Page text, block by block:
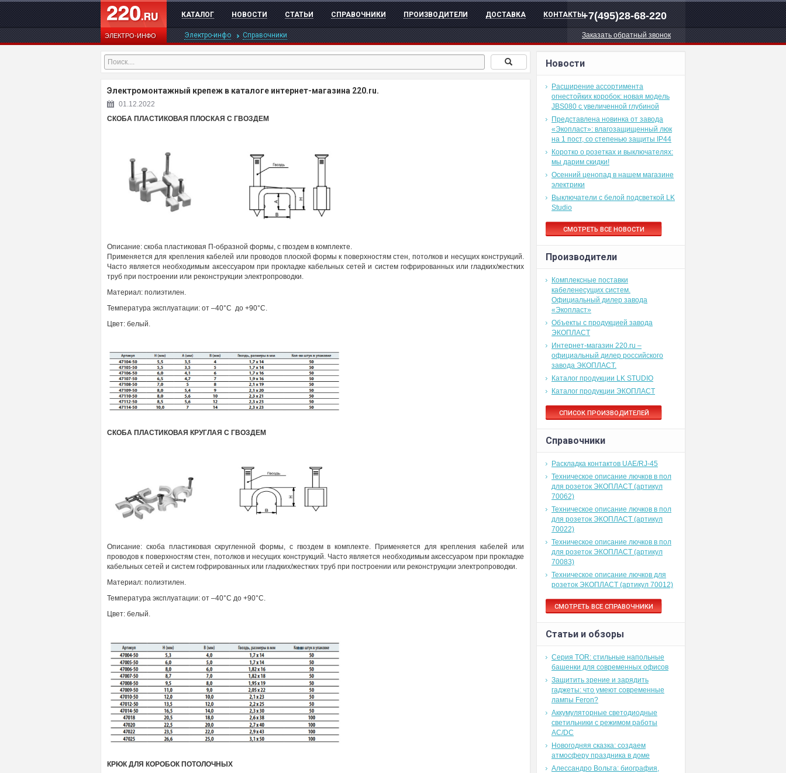
ЭЛЕКТРО-ИНФО
КАТАЛОГ НОВОСТИ СТАТЬИ СПРАВОЧНИКИ ПРОИЗВОДИТЕЛИ ДОСТАВКА КОНТАКТЫ+7(495)28-68-220
Заказать обратный звонок
Электро-инфо Справочники
Электромонтажный крепеж в каталоге интернет-магазина 220.ru.
01.12.2022
СКОБА ПЛАСТИКОВАЯ ПЛОСКАЯ С ГВОЗДЕМ
Описание: скоба пластиковая П-образной формы, с гвоздем в комплекте.
Применяется для крепления кабелей или проводов плоской формы к поверхностям стен, потолков и несущих конструкций.
Часто является необходимым аксессуаром при прокладке кабельных сетей и систем гофрированных или гладких/жестких
труб при построении или реконструкции электропроводки.
Материал: полиэтилен.
Температура эксплуатации: от –40°С до +90°С.
Цвет: белый.
СКОБА ПЛАСТИКОВАЯ КРУГЛАЯ С ГВОЗДЕМ
Описание: скоба пластиковая скругленной формы, с гвоздем в комплекте. Применяется для крепления кабелей или
проводов к поверхностям стен, потолков и несущих конструкций. Часто является необходимым аксессуаром при прокладке
кабельных сетей и систем гофрированных или гладких/жестких труб при построении или реконструкции электропроводки.
Материал: полиэтилен.
Температура эксплуатации: от –40°С до +90°С.
Цвет: белый.
КРЮК ДЛЯ КОРОБОК ПОТОЛОЧНЫХ
Новости
Расширение ассортимента
огнестойких коробок: новая модель
JBS080 с увеличенной глубиной
Представлена новинка от завода
«Экопласт»: влагозащищенный люк
на 1 пост, со степенью защиты IP44
Коротко о розетках и выключателях:
мы дарим скидки!
Осенний ценопад в нашем магазине
электрики
Выключатели с белой подсветкой LK
Studio
СМОТРЕТЬ ВСЕ НОВОСТИ
Производители
Комплексные поставки
кабеленесущих систем.
Официальный дилер завода
«Экопласт»
Объекты с продукцией завода
ЭКОПЛАСТ
Интернет-магазин 220.ru –
официальный дилер российского
завода ЭКОПЛАСТ.
Каталог продукции LK STUDIO
Каталог продукции ЭКОПЛАСТ
СПИСОК ПРОИЗВОДИТЕЛЕЙ
Справочники
Раскладка контактов UAE/RJ-45
Техническое описание лючков в пол
для розеток ЭКОПЛАСТ (артикул
70062)
Техническое описание лючков в пол
для розеток ЭКОПЛАСТ (артикул
70022)
Техническое описание лючков в пол
для розеток ЭКОПЛАСТ (артикул
70083)
Техническое описание лючков для
розеток ЭКОПЛАСТ (артикул 70012)
СМОТРЕТЬ ВСЕ СПРАВОЧНИКИ
Статьи и обзоры
Серия TOR: стильные напольные
башенки для современных офисов
Защитить зрение и зарядить
гаджеты: что умеют современные
лампы Feron?
Аккумуляторные светодиодные
светильники с режимом работы
AC/DC
Новогодняя сказка: создаем
атмосферу праздника в доме
Алессандро Вольта: биография,